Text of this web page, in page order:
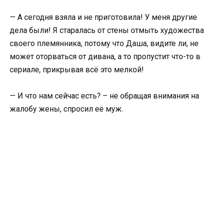
— А сегодня взяла и не приготовила! У меня другие
дела были! Я старалась от стены отмыть художества
своего племянника, потому что Даша, видите ли, не
может оторваться от дивана, а то пропустит что-то в
сериале, прикрывая всё это мелкой!
— И что нам сейчас есть? – не обращая внимания на
жалобу жены, спросил её муж.